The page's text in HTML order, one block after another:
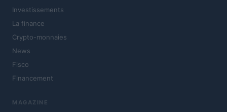
Investissements
La finance
Crypto-monnaies
News
Fisco
Financement
MAGAZINE